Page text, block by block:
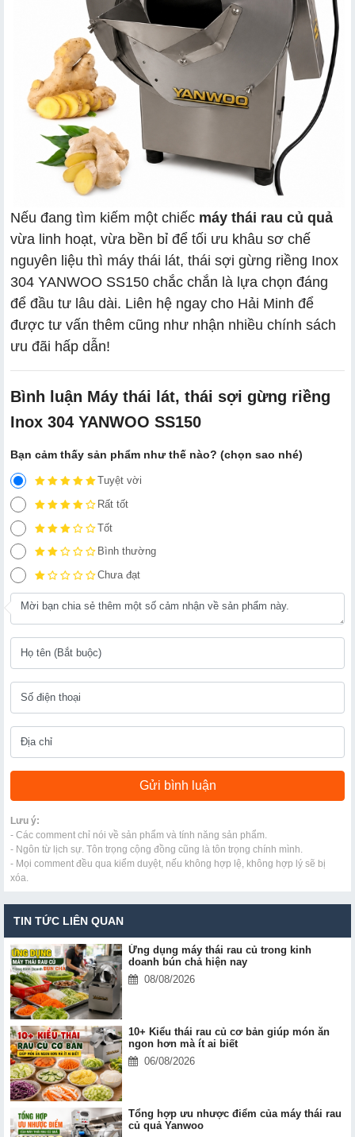
Nếu đang tìm kiếm một chiếc máy thái rau củ quả
vừa linh hoạt, vừa bền bỉ để tối ưu khâu sơ chế
nguyên liệu thì máy thái lát, thái sợi gừng riềng Inox
304 YANWOO SS150 chắc chắn là lựa chọn đáng
để đầu tư lâu dài. Liên hệ ngay cho Hải Minh để
được tư vấn thêm cũng như nhận nhiều chính sách
ưu đãi hấp dẫn!
Bình luận Máy thái lát, thái sợi gừng riềng
Inox 304 YANWOO SS150
Bạn cảm thấy sản phẩm như thế nào? (chọn sao nhé)
Tuyệt vời
Rất tốt
Tốt
Bình thường
Chưa đạt
Lưu ý:
- Các comment chỉ nói về sản phẩm và tính năng sản phẩm.
- Ngôn từ lịch sự. Tôn trọng cộng đồng cũng là tôn trọng chính mình.
- Mọi comment đều qua kiểm duyệt, nếu không hợp lệ, không hợp lý sẽ bị
xóa.
TIN TỨC LIÊN QUAN
Ứng dụng máy thái rau củ trong kinh
doanh bún chả hiện nay
08/08/2026
10+ Kiểu thái rau củ cơ bản giúp món ăn
ngon hơn mà ít ai biết
06/08/2026
Tổng hợp ưu nhược điểm của máy thái rau
củ quả Yanwoo